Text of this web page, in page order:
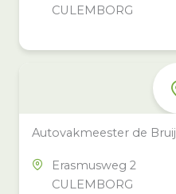
CULEMBORG
Autovakmeester de
Erasmusweg 2
CULEMBORG